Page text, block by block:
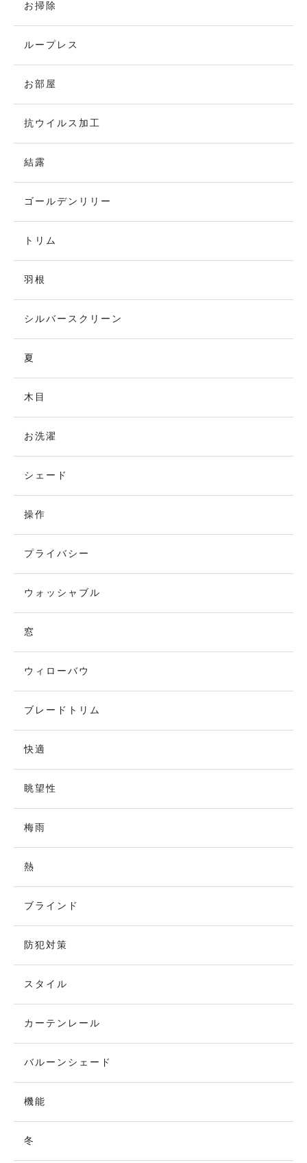
お掃除
ループレス
お部屋
抗ウイルス加工
結露
ゴールデンリリー
トリム
羽根
シルバースクリーン
夏
木目
お洗濯
シェード
操作
プライバシー
ウォッシャブル
窓
ウィローバウ
ブレードトリム
快適
眺望性
梅雨
熱
ブラインド
防犯対策
スタイル
カーテンレール
バルーンシェード
機能
冬